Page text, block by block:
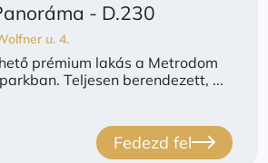
- D.230
u. 4.
prémium lakás a Metrodom
Teljesen berendezett, ...
Fedezd fel